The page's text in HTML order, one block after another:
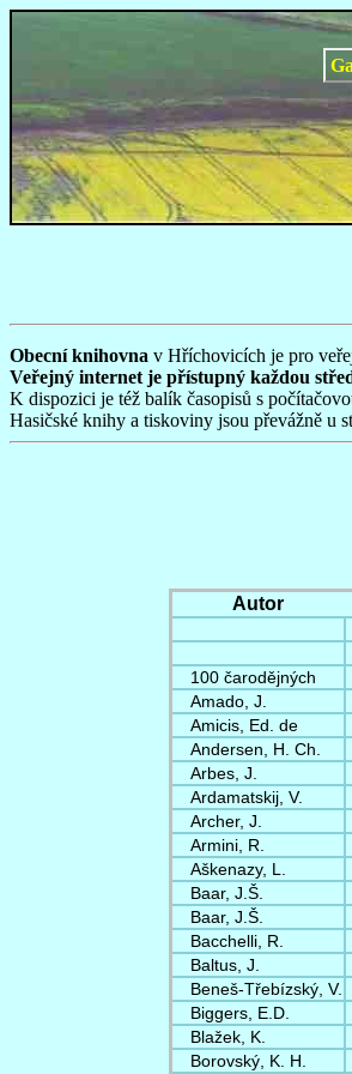
Obecní knihovna v Hříchovicích je pro
Veřejný internet je přístupný každou
K dispozici je též balík časopisů s
Hasičské knihy a tiskoviny jsou převážně u
Autor
100 čarodějných
Amado, J.
Amicis, Ed. de
Andersen, H. Ch.
Arbes, J.
Ardamatskij, V.
Archer, J.
Armini, R.
Aškenazy, L.
Baar, J.Š.
Baar, J.Š.
Bacchelli, R.
Baltus, J.
Beneš-Třebízský, V.
Biggers, E.D.
Blažek, K.
Borovský, K. H.